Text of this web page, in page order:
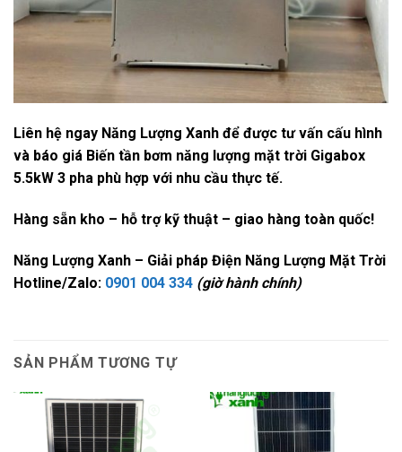
Liên hệ ngay Năng Lượng Xanh để được tư vấn cấu hình
và báo giá Biến tần bơm năng lượng mặt trời Gigabox
5.5kW 3 pha phù hợp với nhu cầu thực tế.
Hàng sẵn kho – hỗ trợ kỹ thuật – giao hàng toàn quốc!
Năng Lượng Xanh – Giải pháp Điện Năng Lượng Mặt Trời
Hotline/Zalo: 0901 004 334 (giờ hành chính)
SẢN PHẨM TƯƠNG TỰ